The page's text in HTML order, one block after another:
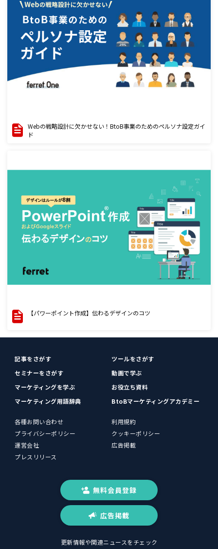
Webの戦略設計に欠かせない！BtoB事業のためのペルソナ設定ガイ
ド
【パワーポイント作成】伝わるデザインのコツ
記事をさがす
ツールをさがす
セミナーをさがす
動画で学ぶ
マーケティングを学ぶ
お役立ち資料
マーケティング用語辞典
BtoBマーケティングアカデミー
各種お問い合わせ
利用規約
プライバシーポリシー
クッキーポリシー
運営会社
広告掲載
プレスリリース
無料会員登録
広告掲載
更新情報や関連ニュースをチェック